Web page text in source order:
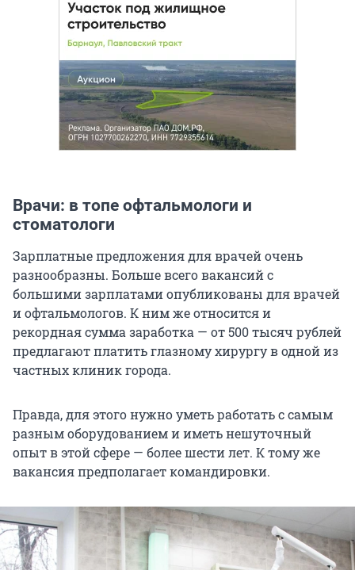
Врачи: в топе офтальмологи и
стоматологи
Зарплатные предложения для врачей очень
разнообразны. Больше всего вакансий с
большими зарплатами опубликованы для врачей
и офтальмологов. К ним же относится и
рекордная сумма заработка — от 500 тысяч рублей
предлагают платить глазному хирургу в одной из
частных клиник города.
Правда, для этого нужно уметь работать с самым
разным оборудованием и иметь нешуточный
опыт в этой сфере — более шести лет. К тому же
вакансия предполагает командировки.